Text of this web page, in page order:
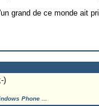
grand de ce monde ait
)
Phone...